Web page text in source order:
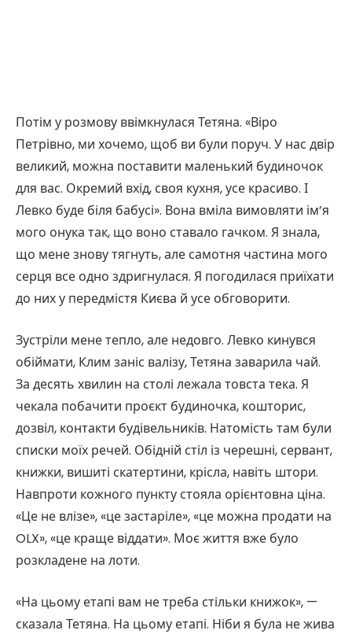
Потім у розмову ввімкнулася Тетяна. «Віро
Петрівно, ми хочемо, щоб ви були поруч. У нас двір
великий, можна поставити маленький будиночок
для вас. Окремий вхід, своя кухня, усе красиво. І
Левко буде біля бабусі». Вона вміла вимовляти ім’я
мого онука так, що воно ставало гачком. Я знала,
що мене знову тягнуть, але самотня частина мого
серця все одно здригнулася. Я погодилася приїхати
до них у передмістя Києва й усе обговорити.
Зустріли мене тепло, але недовго. Левко кинувся
обіймати, Клим заніс валізу, Тетяна заварила чай.
За десять хвилин на столі лежала товста тека. Я
чекала побачити проєкт будиночка, кошторис,
дозвіл, контакти будівельників. Натомість там були
списки моїх речей. Обідній стіл із черешні, сервант,
книжки, вишиті скатертини, крісла, навіть штори.
Навпроти кожного пункту стояла орієнтовна ціна.
«Це не влізе», «це застаріле», «це можна продати на
OLX», «це краще віддати». Моє життя вже було
розкладене на лоти.
«На цьому етапі вам не треба стільки книжок», —
сказала Тетяна. На цьому етапі. Ніби я була не жива